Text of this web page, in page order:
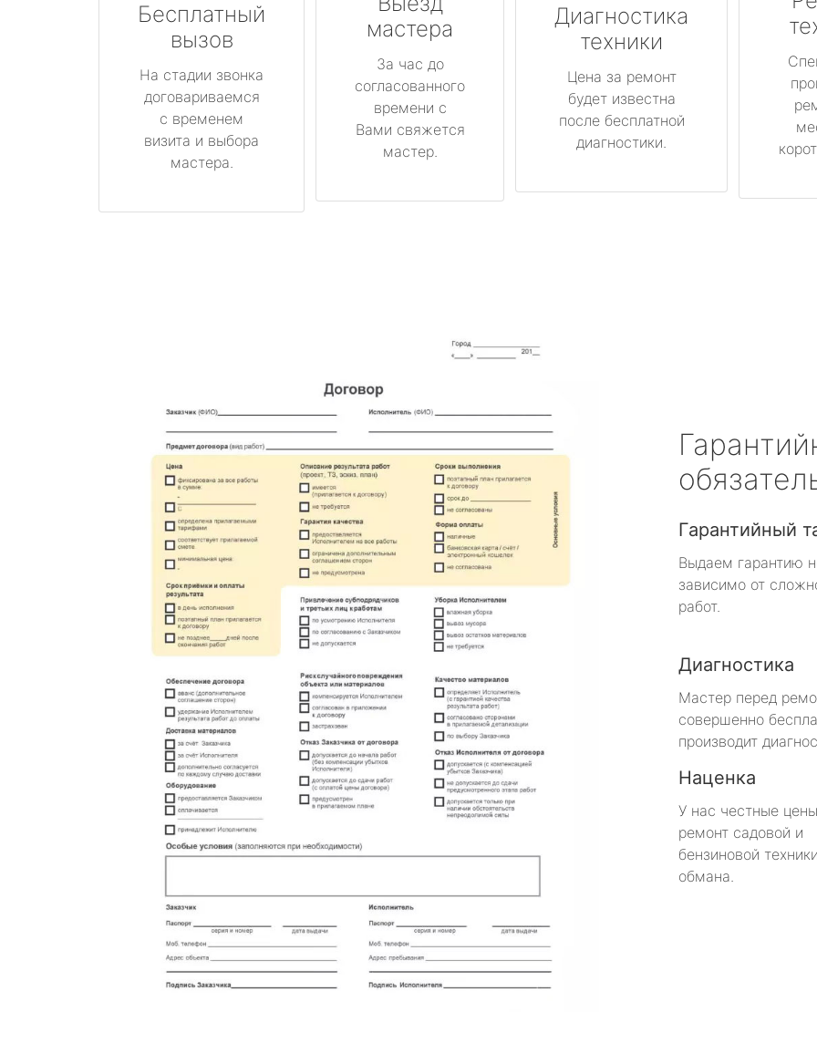
Бесплатный
вызов
На стадии звонка
договариваемся
с временем
визита и выбора
мастера.
мастера
За час до
согласованного
времени с
Вами свяжется
мастер.
Диагностика
техники
Цена за ремонт
будет известна
после бесплатной
диагностики.
Гарантийный
Выдаем гарантию
зависимо от
работ.
Диагностика
Мастер перед
совершенно
производит
Наценка
У нас честные
ремонт садовой и
бензиновой
обмана.